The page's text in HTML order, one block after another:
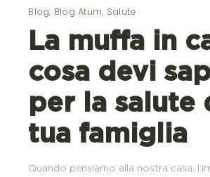
Blog, Blog Atum, Salute
La muffa in
cosa devi
per la salute
tua famiglia
Quando pensiamo alla nostra casa,